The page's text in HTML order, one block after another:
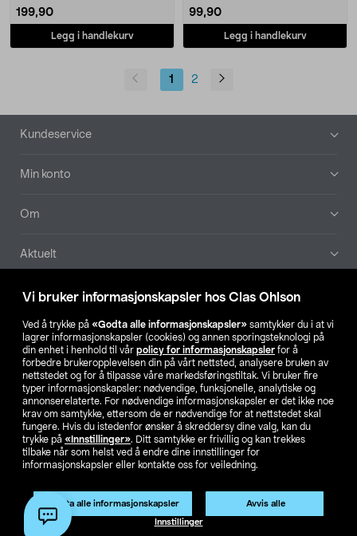
Vi bruker informasjonskapsler hos Clas Ohlson
Ved å trykke på «Godta alle informasjonskapsler» samtykker du i at vi
lagrer informasjonskapsler (cookies) og annen sporingsteknologi på
din enhet i henhold til vår policy for informasjonskapsler for å
forbedre brukeropplevelsen din på vårt nettsted, analysere bruken av
nettstedet og for å tilpasse våre markedsføringstiltak. Vi bruker fire
typer informasjonskapsler: nødvendige, funksjonelle, analytiske og
annonserelaterte. For nødvendige informasjonskapsler er det ikke noe
krav om samtykke, ettersom de er nødvendige for at nettstedet skal
fungere. Hvis du istedenfor ønsker å skreddersy dine valg, kan du
trykke på «Innstillinger». Ditt samtykke er frivillig og kan trekkes
tilbake når som helst ved å endre dine innstillinger for
informasjonskapsler eller kontakte oss for veiledning.
Godta alle informasjonskapsler Avvis alle
Innstillinger
199,90
Legg i handlekurv
99,90
Legg i handlekurv
1 2
Bunntekst
Kundeservice
Min konto
Om
Aktuelt
Våre selskaper
Finn din butikk
SE NO FI
Endre til priser ekskl. moms